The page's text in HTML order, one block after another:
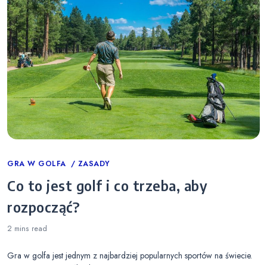
Categories
GRA W GOLFA ZASADY
Co to jest golf i co trzeba, aby
rozpocząć?
2 mins read
Gra w golfa jest jednym z najbardziej popularnych sportów na świecie.